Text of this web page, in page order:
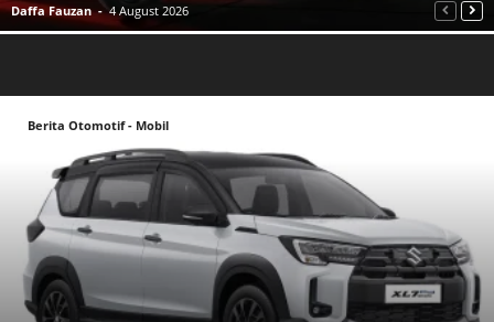
Daffa Fauzan - 4 August 2026
Berita Otomotif - Mobil